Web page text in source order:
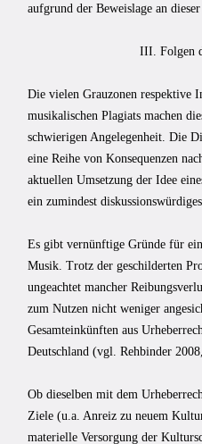
aufgrund der Beweislage an dieser
III. Folgen
Die vielen Grauzonen respektive
musikalischen Plagiats machen
schwierigen Angelegenheit. Die
eine Reihe von Konsequenzen
aktuellen Umsetzung der Idee
ein zumindest
Es gibt vernünftige Gründe für
Musik. Trotz der geschilderten
ungeachtet mancher
zum Nutzen nicht weniger
Gesamteinkünften aus
Deutschland (vgl. Rehbinder
Ob dieselben mit dem
Ziele (u.a. Anreiz zu neuem
materielle Versorgung der